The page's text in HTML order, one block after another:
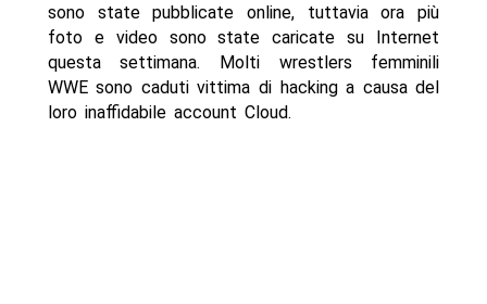
sono state pubblicate online, tuttavia ora più
foto e video sono state caricate su Internet
questa settimana. Molti wrestlers femminili
WWE sono caduti vittima di hacking a causa del
loro inaffidabile account Cloud.